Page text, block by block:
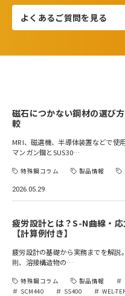
よくあるご質問を見る
磁石につかない鋼材の選び
較
MRI、磁選機、半導体装置などで使
マンガン鋼とSUS30…
特殊鋼コラム 製品情報
2026.05.29
疲労設計とは？S-N曲線・
【計算例付き】
疲労設計の基礎から実務までを解
則、溶接構造物の…
特殊鋼コラム 製品情報
SCM440
SS400 WEL-